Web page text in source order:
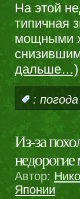
На этой
типичная
мощными
дальше…)
: погода
Из-за
недорогие
Автор:
Японии